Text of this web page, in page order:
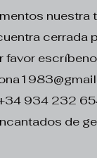
nuestra
cerrada
favor
934 232
de